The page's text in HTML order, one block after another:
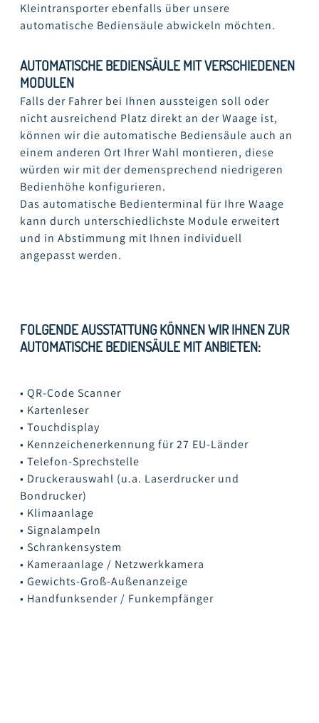
Kleintransporter ebenfalls über unsere
automatische Bediensäule abwickeln möchten.
AUTOMATISCHE BEDIENSÄULE MIT VERSCHIEDENEN
MODULEN
Falls der Fahrer bei Ihnen aussteigen soll oder
nicht ausreichend Platz direkt an der Waage ist,
können wir die automatische Bediensäule auch an
einem anderen Ort Ihrer Wahl montieren, diese
würden wir mit der demensprechend niedrigeren
Bedienhöhe konfigurieren.
Das automatische Bedienterminal für Ihre Waage
kann durch unterschiedlichste Module erweitert
und in Abstimmung mit Ihnen individuell
angepasst werden.
KLEINES BEDIENTERMINAL IN MARBURG
BEDIENSÄULE MIT HANDSCANNER UND TELEFON-
SPRECHSTELLE
FOLGENDE AUSSTATTUNG KÖNNEN WIR IHNEN ZUR
AUTOMATISCHE BEDIENSÄULE MIT ANBIETEN:
• QR-Code Scanner
• Kartenleser
• Touchdisplay
• Kennzeichenerkennung für 27 EU-Länder
• Telefon-Sprechstelle
• Druckerauswahl (u.a. Laserdrucker und
Bondrucker)
• Klimaanlage
• Signalampeln
• Schrankensystem
• Kameraanlage / Netzwerkkamera
• Gewichts-Groß-Außenanzeige
• Handfunksender / Funkempfänger